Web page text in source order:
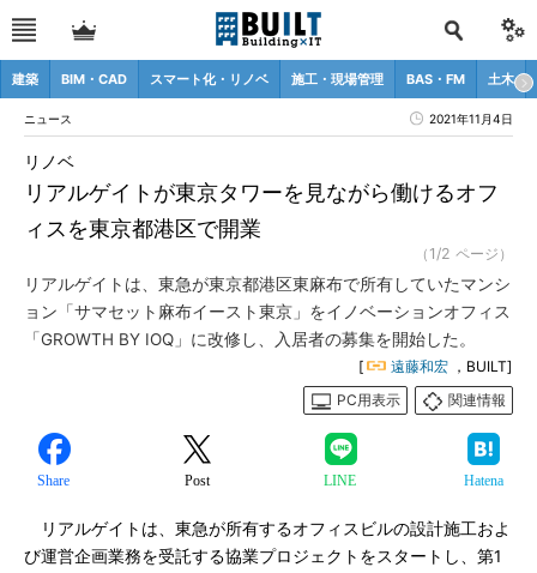
建築 BIM・CAD スマート化・リノベ 施工・現場管理 BAS・FM 土木
ニュース 2021年11月4日
リアルゲイトが東京タワーを見ながら働けるオフ
ィスを東京都港区で開業
リノベ
（1/2 ページ）
リアルゲイトは、東急が東京都港区東麻布で所有していたマンシ
ョン「サマセット麻布イースト東京」をイノベーションオフィス
「GROWTH BY IOQ」に改修し、入居者の募集を開始した。
[ 遠藤和宏 ，BUILT]
PC用表示
関連情報
Share Post LINE Hatena
リアルゲイトは、東急が所有するオフィスビルの設計施工およ
び運営企画業務を受託する協業プロジェクトをスタートし、第1